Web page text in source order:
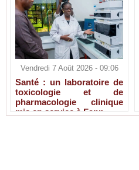
Vendredi 7 Août 2026 - 09:06
Santé : un laboratoire de
toxicologie et de
pharmacologie clinique
mis en service à Fann